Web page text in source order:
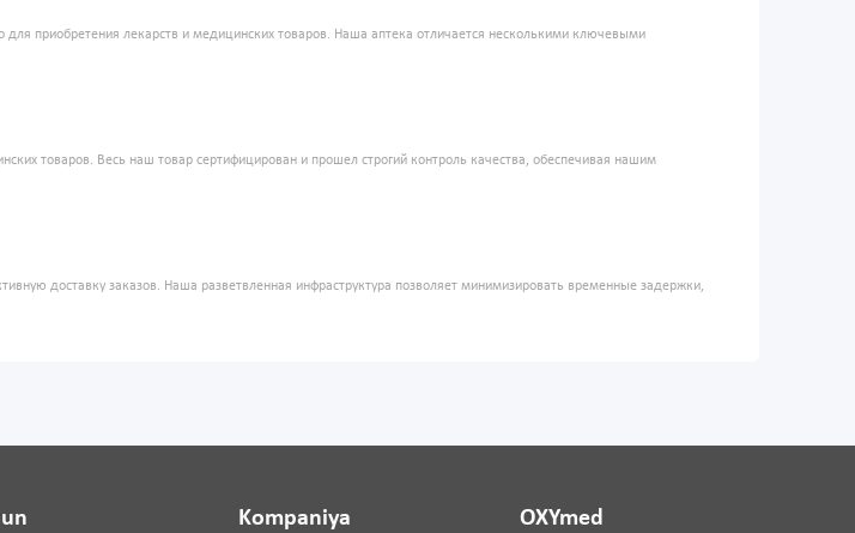
приобретения лекарств и медицинских товаров. Наша аптека отличается несколькими ключевыми
товаров. Весь наш товар сертифицирован и прошел строгий контроль качества, обеспечивая нашим
доставку заказов. Наша разветвленная инфраструктура позволяет минимизировать временные задержки,
Kompaniya OXYmed